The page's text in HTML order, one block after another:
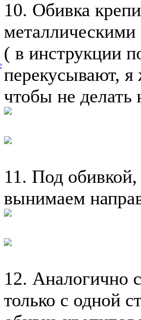
10. Обивка
металлическими
( в инструкции
перекусывают, я
чтобы не
11. Под
вынимаем
12. Аналогично
только с одной